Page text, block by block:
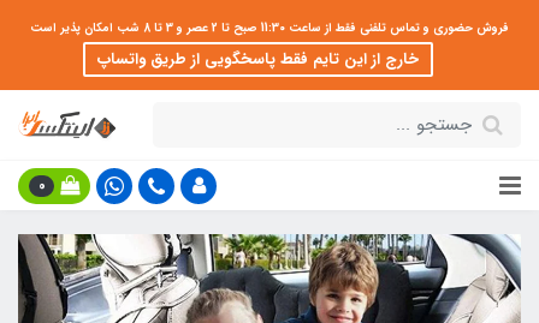
فروش حضوری و تماس تلفنی فقط از ساعت 11:30 صبح تا 2 عصر و 3 تا 8 شب امکان پذیر است
خارج از این تایم فقط پاسخگویی از طریق واتساپ
0